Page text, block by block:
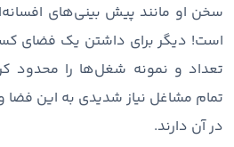
سخن او مانند پیش بینی‌های
است! دیگر برای داشتن یک فضای
تعداد و نمونه شغل‌ها را محدود
تمام مشاغل نیاز شدیدی به این فضا
در آن دارند.